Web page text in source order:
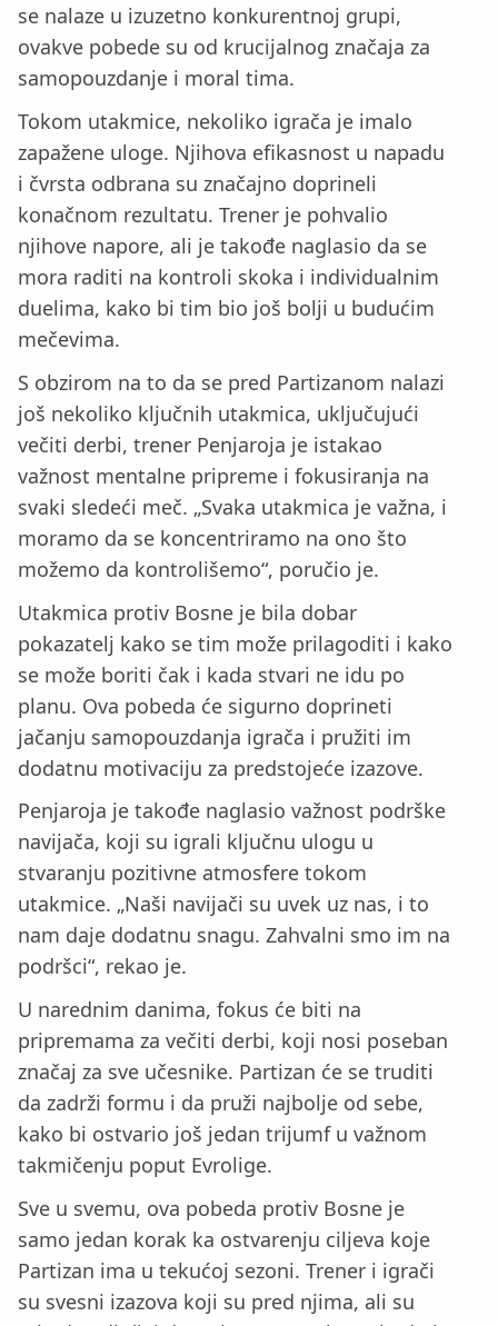
se nalaze u izuzetno konkurentnoj grupi,
ovakve pobede su od krucijalnog značaja za
samopouzdanje i moral tima.
Tokom utakmice, nekoliko igrača je imalo
zapažene uloge. Njihova efikasnost u napadu
i čvrsta odbrana su značajno doprineli
konačnom rezultatu. Trener je pohvalio
njihove napore, ali je takođe naglasio da se
mora raditi na kontroli skoka i individualnim
duelima, kako bi tim bio još bolji u budućim
mečevima.
S obzirom na to da se pred Partizanom nalazi
još nekoliko ključnih utakmica, uključujući
večiti derbi, trener Penjaroja je istakao
važnost mentalne pripreme i fokusiranja na
svaki sledeći meč. „Svaka utakmica je važna, i
moramo da se koncentriramo na ono što
možemo da kontrolišemo“, poručio je.
Utakmica protiv Bosne je bila dobar
pokazatelj kako se tim može prilagoditi i kako
se može boriti čak i kada stvari ne idu po
planu. Ova pobeda će sigurno doprineti
jačanju samopouzdanja igrača i pružiti im
dodatnu motivaciju za predstojeće izazove.
Penjaroja je takođe naglasio važnost podrške
navijača, koji su igrali ključnu ulogu u
stvaranju pozitivne atmosfere tokom
utakmice. „Naši navijači su uvek uz nas, i to
nam daje dodatnu snagu. Zahvalni smo im na
podršci“, rekao je.
U narednim danima, fokus će biti na
pripremama za večiti derbi, koji nosi poseban
značaj za sve učesnike. Partizan će se truditi
da zadrži formu i da pruži najbolje od sebe,
kako bi ostvario još jedan trijumf u važnom
takmičenju poput Evrolige.
Sve u svemu, ova pobeda protiv Bosne je
samo jedan korak ka ostvarenju ciljeva koje
Partizan ima u tekućoj sezoni. Trener i igrači
su svesni izazova koji su pred njima, ali su